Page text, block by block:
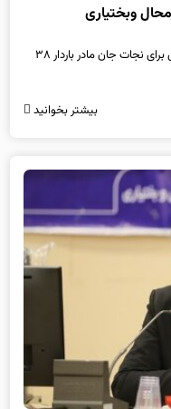
بالگرد اورژانس هوایی استان چهارمحال وبختیاری برای نجات جان مادر باردار ۳۸
بیشتر بخوانید